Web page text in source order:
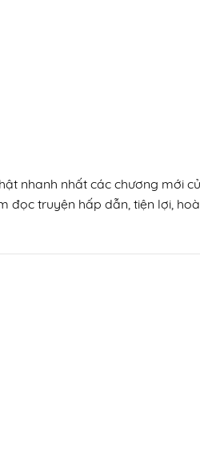
nhanh nhất các chương mới
đọc truyện hấp dẫn, tiện lợi,